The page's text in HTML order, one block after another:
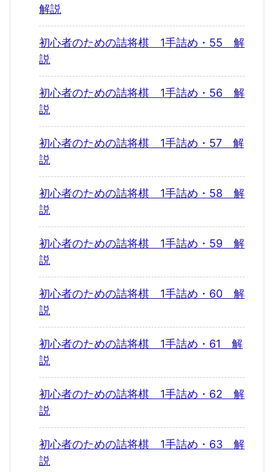
解説
初心者のための詰将棋 1手詰め・55 解
説
初心者のための詰将棋 1手詰め・56 解
説
初心者のための詰将棋 1手詰め・57 解
説
初心者のための詰将棋 1手詰め・58 解
説
初心者のための詰将棋 1手詰め・59 解
説
初心者のための詰将棋 1手詰め・60 解
説
初心者のための詰将棋 1手詰め・61 解
説
初心者のための詰将棋 1手詰め・62 解
説
初心者のための詰将棋 1手詰め・63 解
説